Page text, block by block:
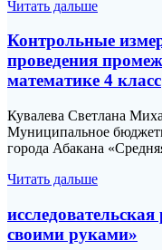
Читать дальше
Контрольные
проведения
математике 4 класс
Кувалева Светлана
Муниципальное
города Абакана
Читать дальше
своими руками»